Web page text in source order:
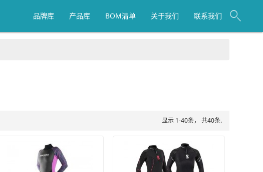
品牌库 产品库 BOM清单 关于我们 联系我们
显示 1-40条， 共40条.